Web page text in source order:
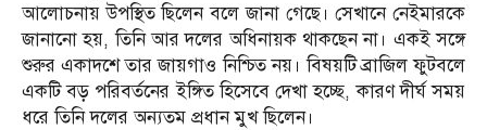
আলোচনায় উপস্থিত ছিলেন বলে জানা গেছে। সেখানে নেইমারকে
জানানো হয়, তিনি আর দলের অধিনায়ক থাকছেন না। একই সঙ্গে
শুরুর একাদশে তার জায়গাও নিশ্চিত নয়। বিষয়টি ব্রাজিল ফুটবলে
একটি বড় পরিবর্তনের ইঙ্গিত হিসেবে দেখা হচ্ছে, কারণ দীর্ঘ সময়
ধরে তিনি দলের অন্যতম প্রধান মুখ ছিলেন।